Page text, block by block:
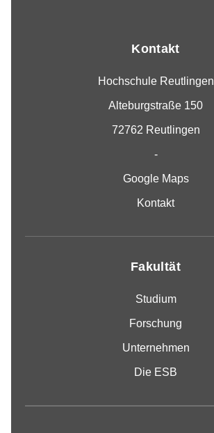
Kontakt
Hochschule Reutlingen
Alteburgstraße 150
72762 Reutlingen
-
Google Maps
Kontakt
Fakultät
Studium
Forschung
Unternehmen
Die ESB